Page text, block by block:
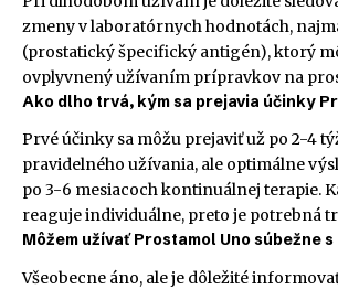
zmeny v laboratórnych hodnotách,
(prostatický špecifický antigén), ktorý
ovplyvnený užívaním prípravkov na
Ako dlho trvá, kým sa prejavia účinky
Prvé účinky sa môžu prejaviť už po 2-4
pravidelného užívania, ale optimálne
po 3-6 mesiacoch kontinuálnej terapie.
reaguje individuálne, preto je potrebná
Môžem užívať Prostamol Uno súbežne
Všeobecne áno, ale je dôležité